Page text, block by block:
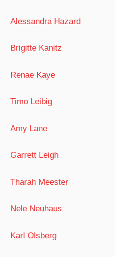
Alessandra Hazard
Brigitte Kanitz
Renae Kaye
Timo Leibig
Amy Lane
Garrett Leigh
Tharah Meester
Nele Neuhaus
Karl Olsberg